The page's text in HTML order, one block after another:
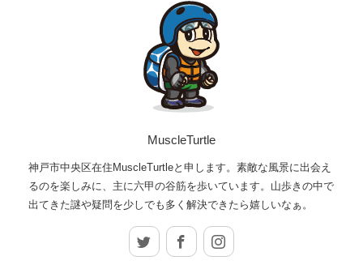
MuscleTurtle
神戸市中央区在住MuscleTurtleと申します。素敵な風景に出会え
るのを楽しみに、主に六甲の谷筋を歩いています。山歩きの中で
出てきた謎や疑問を少しでも多く解決できたら嬉しいなぁ。
Twitter FacebookInstagram